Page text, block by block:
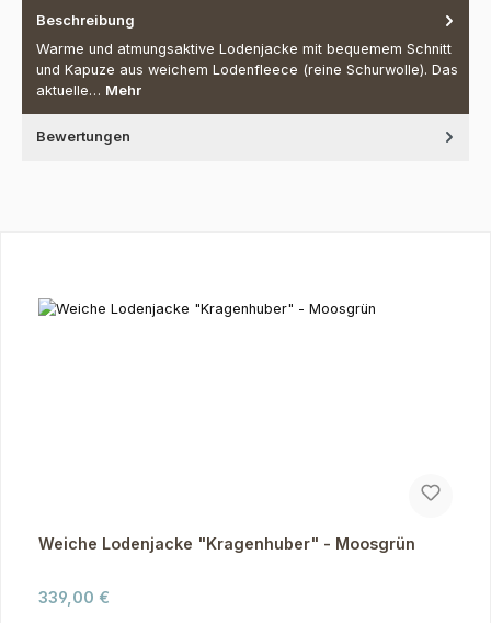
Beschreibung
Warme und atmungsaktive Lodenjacke mit bequemem Schnitt
und Kapuze aus weichem Lodenfleece (reine Schurwolle). Das
aktuelle… Mehr
Bewertungen
Weiche Lodenjacke "Kragenhuber" - Moosgrün
Regulärer Preis:
339,00 €